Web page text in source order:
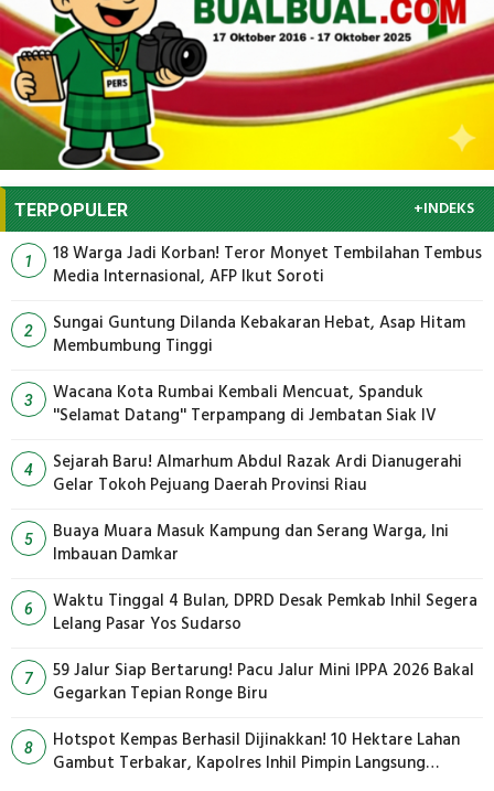
TERPOPULER +INDEKS
1
18 Warga Jadi Korban! Teror Monyet Tembilahan Tembus
Media Internasional, AFP Ikut Soroti
2
Sungai Guntung Dilanda Kebakaran Hebat, Asap Hitam
Membumbung Tinggi
3
Wacana Kota Rumbai Kembali Mencuat, Spanduk
''Selamat Datang'' Terpampang di Jembatan Siak IV
4
Sejarah Baru! Almarhum Abdul Razak Ardi Dianugerahi
Gelar Tokoh Pejuang Daerah Provinsi Riau
5
Buaya Muara Masuk Kampung dan Serang Warga, Ini
Imbauan Damkar
6
Waktu Tinggal 4 Bulan, DPRD Desak Pemkab Inhil Segera
Lelang Pasar Yos Sudarso
7
59 Jalur Siap Bertarung! Pacu Jalur Mini IPPA 2026 Bakal
Gegarkan Tepian Ronge Biru
8
Hotspot Kempas Berhasil Dijinakkan! 10 Hektare Lahan
Gambut Terbakar, Kapolres Inhil Pimpin Langsung